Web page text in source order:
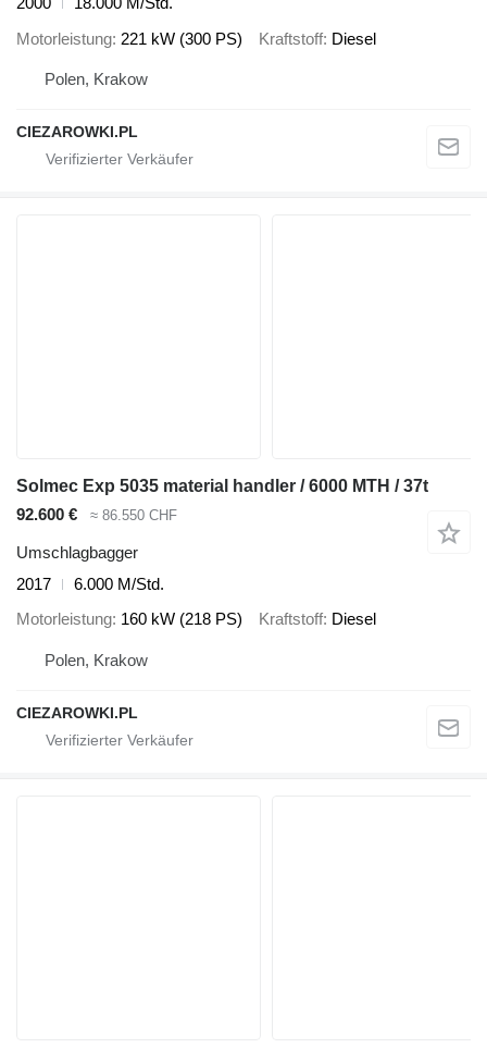
Motorleistung 221 kW (300 PS) Kraftstoff Diesel
Polen, Krakow
CIEZAROWKI.PL
Solmec Exp 5035 material handler / 6000 MTH / 37t
92.600 €
≈ 86.550 CHF
Umschlagbagger
2017
6.000 M/Std.
Motorleistung 160 kW (218 PS) Kraftstoff Diesel
Polen, Krakow
CIEZAROWKI.PL